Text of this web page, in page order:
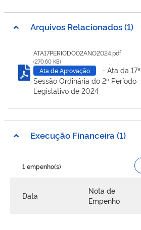
Arquivos Relacionados (1)
ATA17PERIODO02ANO2024.pdf
(270.60 KB)
Ata de Aprovação
- Ata da 17ª
Sessão Ordinária do 2º Período
Legislativo de 2024
Execução Financeira (1)
1 empenho(s)
Data
Nota de
Empenho